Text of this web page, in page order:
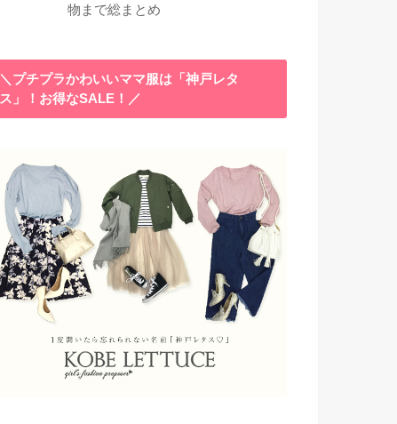
物まで総まとめ
＼プチプラかわいいママ服は「神戸レタ
ス」！お得なSALE！／